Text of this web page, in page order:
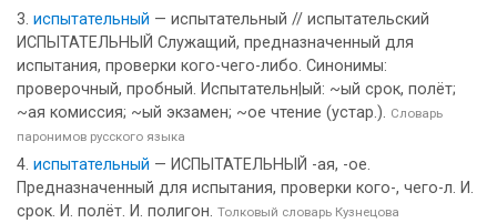
испытательный — испытательный // испытательский
ИСПЫТАТЕЛЬНЫЙ Служащий, предназначенный для
испытания, проверки кого-чего-либо. Синонимы:
проверочный, пробный. Испытательн|ый: ~ый срок, полёт;
~ая комиссия; ~ый экзамен; ~ое чтение (устар.). Словарь
паронимов русского языка
испытательный — ИСПЫТАТЕЛЬНЫЙ -ая, -ое.
Предназначенный для испытания, проверки кого-, чего-л. И.
срок. И. полёт. И. полигон. Толковый словарь Кузнецова